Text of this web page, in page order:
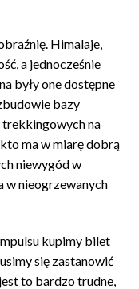
Himalaje,
a jednocześnie
były one dostępne
bazy
na
ma w miarę dobrą
niewygód w
w nieogrzewanych
kupimy bilet
się zastanowić
to bardzo trudne,